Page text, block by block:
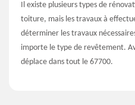
Il existe plusieurs types de
toiture, mais les travaux à
déterminer les travaux
importe le type de revêtement.
déplace dans tout le 67700.